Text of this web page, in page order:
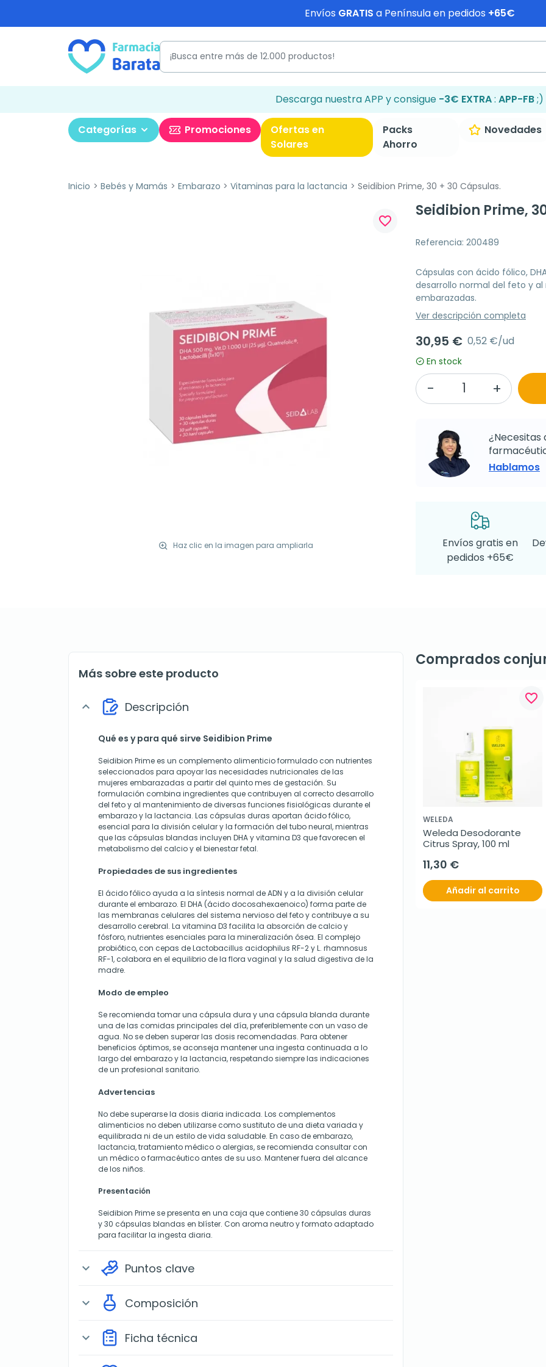
Envíos GRATIS a Península en pedidos +65€
Descarga nuestra APP y consigue -3€ EXTRA: APP-FB;)
Categorías Promociones
Ofertas en
Solares
Packs
Ahorro
Novedades
Inicio Bebés y Mamás Embarazo Vitaminas para la lactancia Seidibion Prime, 30 + 30 Cápsulas.
Haz clic en la imagen para ampliarla
favorite_border
Seidibion Prime,
Referencia: 200489
Cápsulas con ácido fólico,
desarrollo normal del feto y
embarazadas.
Ver descripción completa
30,95 € 0,52 €/ud
En stock
¿Necesitas
Hablamos
Envíos gratis en
pedidos +65€
Más sobre este producto
expand_more Descripción
Qué es y para qué sirve Seidibion Prime
Seidibion Prime es un complemento alimenticio formulado con nutrientes
seleccionados para apoyar las necesidades nutricionales de las
mujeres embarazadas a partir del quinto mes de gestación. Su
formulación combina ingredientes que contribuyen al correcto desarrollo
del feto y al mantenimiento de diversas funciones fisiológicas durante el
embarazo y la lactancia. Las cápsulas duras aportan ácido fólico,
esencial para la división celular y la formación del tubo neural, mientras
que las cápsulas blandas incluyen DHA y vitamina D3 que favorecen el
metabolismo del calcio y el bienestar fetal.
Propiedades de sus ingredientes
El ácido fólico ayuda a la síntesis normal de ADN y a la división celular
durante el embarazo. El DHA (ácido docosahexaenoico) forma parte de
las membranas celulares del sistema nervioso del feto y contribuye a su
desarrollo cerebral. La vitamina D3 facilita la absorción de calcio y
fósforo, nutrientes esenciales para la mineralización ósea. El complejo
probiótico, con cepas de Lactobacillus acidophilus RF-2 y L. rhamnosus
RF-1, colabora en el equilibrio de la flora vaginal y la salud digestiva de la
madre.
Modo de empleo
Se recomienda tomar una cápsula dura y una cápsula blanda durante
una de las comidas principales del día, preferiblemente con un vaso de
agua. No se deben superar las dosis recomendadas. Para obtener
beneficios óptimos, se aconseja mantener una ingesta continuada a lo
largo del embarazo y la lactancia, respetando siempre las indicaciones
de un profesional sanitario.
Advertencias
No debe superarse la dosis diaria indicada. Los complementos
alimenticios no deben utilizarse como sustituto de una dieta variada y
equilibrada ni de un estilo de vida saludable. En caso de embarazo,
lactancia, tratamiento médico o alergias, se recomienda consultar con
un médico o farmacéutico antes de su uso. Mantener fuera del alcance
de los niños.
Presentación
Seidibion Prime se presenta en una caja que contiene 30 cápsulas duras
y 30 cápsulas blandas en blíster. Con aroma neutro y formato adaptado
para facilitar la ingesta diaria.
expand_more Puntos clave
expand_more Composición
expand_more Ficha técnica
Comprados
favorite_border
WELEDA
Weleda Desodorante
Citrus Spray, 100 ml
11,30 €
Añadir al carrito